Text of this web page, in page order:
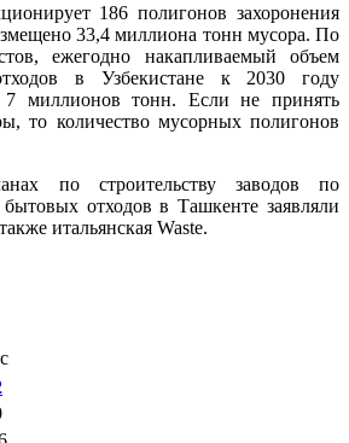
186 полигонов захоронения
33,4 миллиона тонн мусора. По
ежегодно накапливаемый объем
в Узбекистане к 2030 году
7 миллионов тонн. Если не принять
то количество мусорных полигонов
по строительству заводов по
бытовых отходов в Ташкенте заявляли
итальянская Waste.